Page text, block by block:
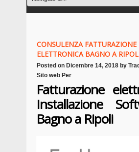
CONSULENZA FATTURAZIONE
ELETTRONICA BAGNO A
Posted on Dicembre 14, 2018 by
Sito web Per
Fatturazione
Installazione
Bagno a Ripoli